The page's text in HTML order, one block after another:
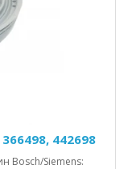
442698
Bosch/Siemens: